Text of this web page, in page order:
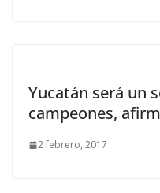
Yucatán será un
campeones,
2 febrero, 2017